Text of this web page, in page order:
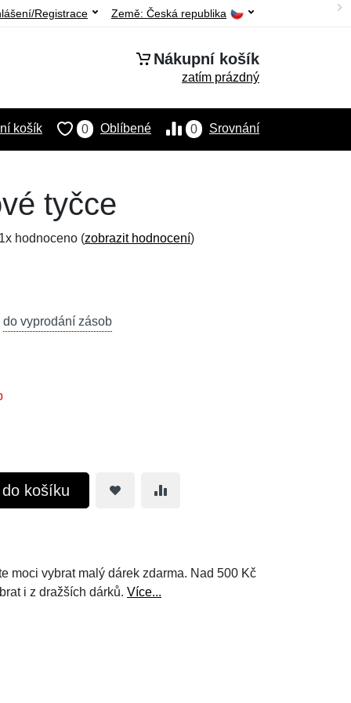
Země: Česká republika
Registrace
Nákupní košík
zatím prázdný
0 Srovnání
0 Oblíbené
košík
tyčce
hodnoceno (zobrazit hodnocení)
do vyprodání zásob
košíku
moci vybrat malý dárek zdarma. Nad 500 Kč
i z dražších dárků. Více...